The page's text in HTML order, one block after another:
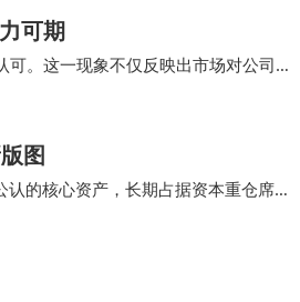
可期
。这一现象不仅反映出市场对公司回
市场对其未来发展的期…
图
认的核心资产，长期占据资本重仓席
制造、配套…